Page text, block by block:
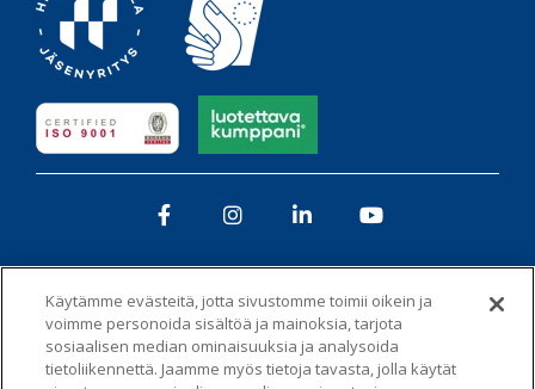
Tietosuojaseloste Whistleblowing-kanava
FacebookInstagram
LinkedIn
Käytämme evästeitä, jotta sivustomme toimii oikein ja
voimme personoida sisältöä ja mainoksia, tarjota
sosiaalisen median ominaisuuksia ja analysoida
tietoliikennettä. Jaamme myös tietoja tavasta, jolla käytät